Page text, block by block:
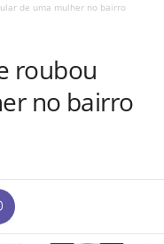
de uma mulher no bairro
roubou
no bairro